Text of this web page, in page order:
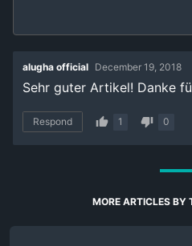
alugha official December 19, 2018
Sehr guter Artikel! Danke
Respond 1 0
MORE ARTICLES BY